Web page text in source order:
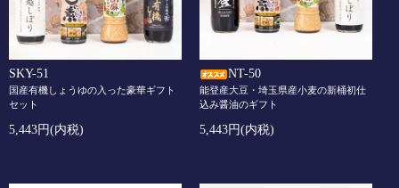
SKY-51
国産有機しょうゆの入った豪華ギフト
セット
5,443円(内税)
NT-50
能登産大豆・埼玉県産小麦の新桶初仕
込み醤油のギフト
5,443円(内税)